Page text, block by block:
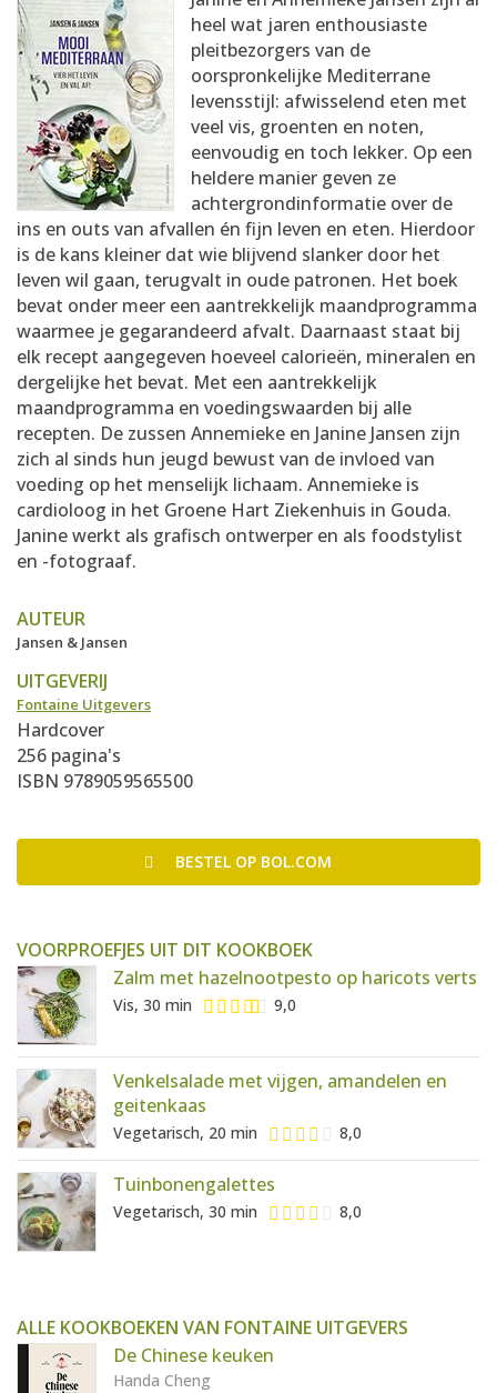
AANMELDEN
RECEPTEN
WEEKMENU'S
KOOKBOEKEN
heel wat jaren enthousiaste
pleitbezorgers van de
oorspronkelijke Mediterrane
levensstijl: afwisselend eten met
veel vis, groenten en noten,
eenvoudig en toch lekker. Op een
heldere manier geven ze
achtergrondinformatie over de
ins en outs van afvallen én fijn leven en eten. Hierdoor
is de kans kleiner dat wie blijvend slanker door het
leven wil gaan, terugvalt in oude patronen. Het boek
bevat onder meer een aantrekkelijk maandprogramma
waarmee je gegarandeerd afvalt. Daarnaast staat bij
elk recept aangegeven hoeveel calorieën, mineralen en
dergelijke het bevat. Met een aantrekkelijk
maandprogramma en voedingswaarden bij alle
recepten. De zussen Annemieke en Janine Jansen zijn
zich al sinds hun jeugd bewust van de invloed van
voeding op het menselijk lichaam. Annemieke is
cardioloog in het Groene Hart Ziekenhuis in Gouda.
Janine werkt als grafisch ontwerper en als foodstylist
en -fotograaf.
AUTEUR
Jansen & Jansen
UITGEVERIJ
Fontaine Uitgevers
Hardcover
256 pagina's
ISBN 9789059565500
BESTEL OP BOL.COM
VOORPROEFJES UIT DIT KOOKBOEK
Zalm met hazelnootpesto op haricots verts
Vis, 30 min 9,0
Venkelsalade met vijgen, amandelen en
geitenkaas
Vegetarisch, 20 min 8,0
Tuinbonengalettes
Vegetarisch, 30 min 8,0
ALLE KOOKBOEKEN VAN FONTAINE UITGEVERS
De Chinese keuken
Handa Cheng